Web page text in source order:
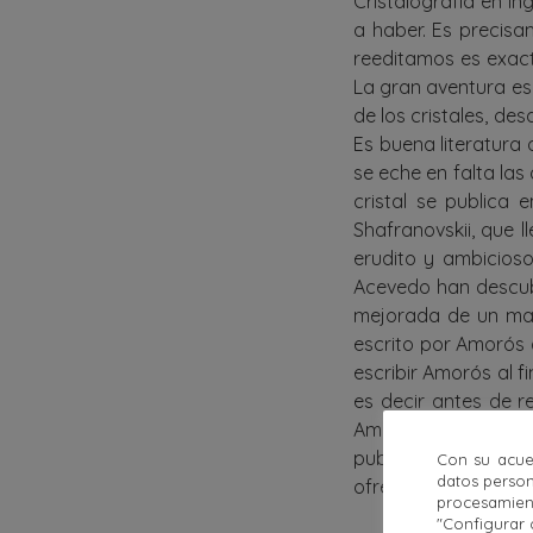
a haber. Es
reeditamos es
La gran aventura
de los cristales,
Es buena literatura
se eche en falta las
cristal se publica
Shafranovskii, que
erudito y
Acevedo han
mejorada de un
escrito por Amorós
escribir Amorós al
es decir antes de
Amorós decide
publicarla en la
ofrecer
La gran
Con su
datos
"Configurar